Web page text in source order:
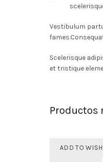
Vestibulum
Scelerisque
et tristique
Productos
ADD TO